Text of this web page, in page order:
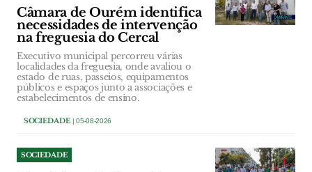
Câmara de Ourém identifica
necessidades de intervenção
na freguesia do Cercal
Executivo municipal percorreu várias
localidades da freguesia, onde avaliou o
estado de ruas, passeios, equipamentos
públicos e espaços junto a associações e
estabelecimentos de ensino.
SOCIEDADE| 05-08-2026
SOCIEDADE